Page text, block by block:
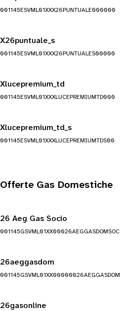
001145ESVML01XXX26PUNTUALE000000
X26puntuale_s
001145ESVML01XXX26PUNTUALES00000
Xlucepremium_td
001145ESVML01XXXLUCEPREMIUMTD000
Xlucepremium_td_s
001145ESVML01XXXLUCEPREMIUMTDS00
Offerte Gas Domestiche
26 Aeg Gas Socio
001145GSVML01XX00026AEGGASDOMSOC
26aeggasdom
001145GSVML01XX00000026AEGGASDOM
26gasonline